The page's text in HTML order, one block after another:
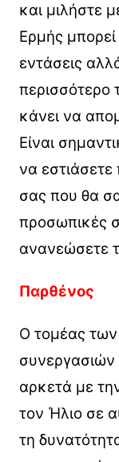
και μιλήστε
Ερμής
εντάσεις
περισσότερο
κάνει να
Είναι
να εστιάσετε
σας που θα
προσωπικές
ανανεώσετε
Παρθένος
Ο τομέας
συνεργασιών
αρκετά με
τον Ήλιο σε
τη